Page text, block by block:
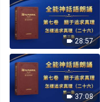
28:57
37:08